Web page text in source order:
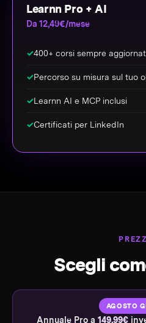
Learnn Pro + AI
Da 12,49€/mese
✓400+ corsi sempre
✓Percorso su misura sul tuo
✓Learnn AI e MCP inclusi
✓Certificati per LinkedIn
Scegli
AGOSTO
Annuale Pro a 149,99€